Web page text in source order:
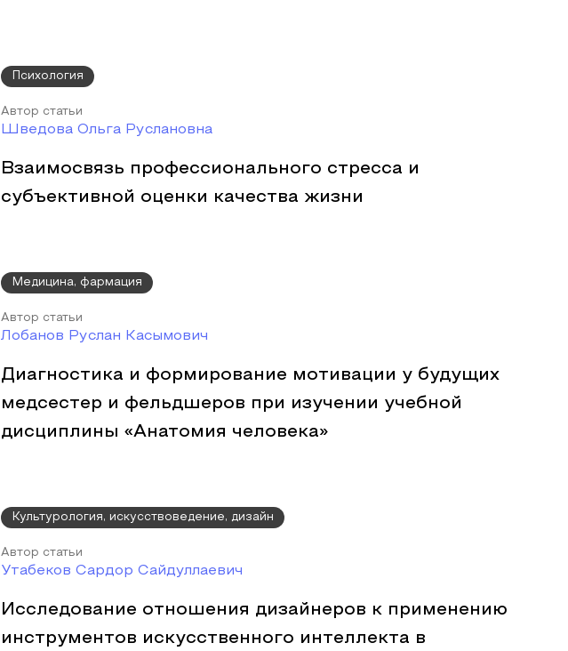
Психология
Автор статьи
Шведова Ольга Руслановна
Взаимосвязь профессионального стресса и
субъективной оценки качества жизни
Медицина, фармация
Автор статьи
Лобанов Руслан Касымович
Диагностика и формирование мотивации у будущих
медсестер и фельдшеров при изучении учебной
дисциплины «Анатомия человека»
Культурология, искусствоведение, дизайн
Автор статьи
Утабеков Сардор Сайдуллаевич
Исследование отношения дизайнеров к применению
инструментов искусственного интеллекта в